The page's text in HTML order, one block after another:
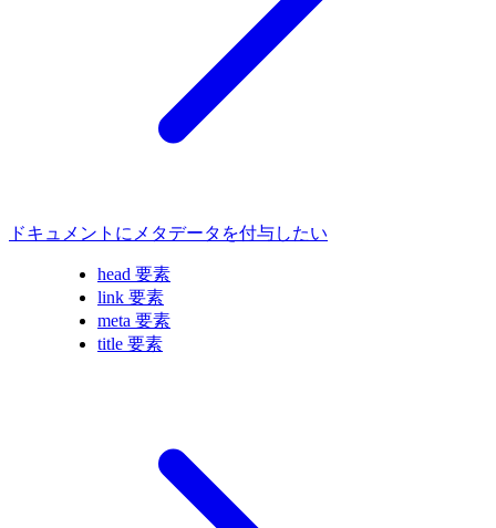
ドキュメントにメタデータを付与したい
head 要素
link 要素
meta 要素
title 要素